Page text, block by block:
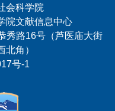
会科学院
院文献信息中心
秀路16号（芦医庙大街
北角）
号-1